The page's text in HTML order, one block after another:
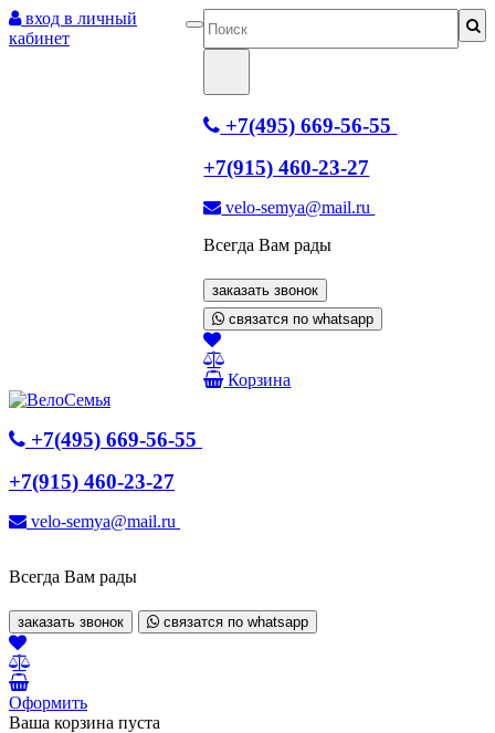
вход в личный
кабинет
+7(495) 669-56-55
+7(915) 460-23-27
velo-semya@mail.ru
Всегда Вам рады
заказать звонок
связатся по whatsapp
Корзина
+7(495) 669-56-55
+7(915) 460-23-27
velo-semya@mail.ru
Всегда Вам рады
заказать звонок связатся по whatsapp
Оформить
Ваша корзина пуста